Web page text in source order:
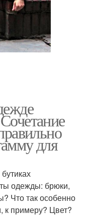
для
одежды: брюки,
Что так особенно
к примеру? Цвет?